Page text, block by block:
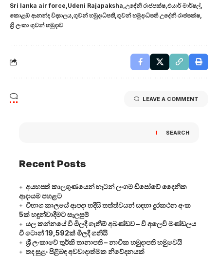
Sri lanka air force Udeni Rajapaksha උදේනි රාජපක්ෂ එයාර් මාර්ෂල්
කොළඔ ආනන්ද විද්‍යාලය ගුවන් හමුදාධිපති ගුවන් හමුදාධිපති උදේනි රාජපක්ෂ
ශ්‍රි ලංකා ගුවන් හමුදාව
LEAVE A COMMENT
SEARCH
Recent Posts
අයහපත් කාලගුණයෙන් හැටන් ලංගම ඩිපෝවේ දෛනික
ආදායම පහළට
විභාග කාලයේ ආපදා හදිසි තත්ත්වයන් සඳහා දුරකථන අංක
5ක් හඳුන්වාදීමට සැලසුම්
යල කන්නයේ වී මිලදී ගැනීම් අඛණ්ඩව – වී අලෙවි මණ්ඩලය
වී ටොන් 19,592ක් මිලදී ගනියි
ශ්‍රී ලංකාවේ තුර්කි තානාපති – නාවික හමුදාපති හමුවෙයි
තද සුළං පිළිබඳ අවවාදාත්මක නිවේදනයක්